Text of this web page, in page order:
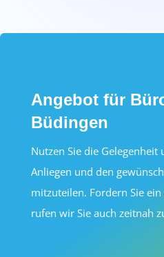
Angebot für
Büdingen
Nutzen Sie die Gelegenheit
Anliegen und den
mitzuteilen. Fordern Sie
rufen wir Sie auch zeitnah